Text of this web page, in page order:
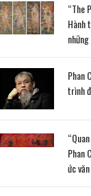
“The
Hành
Phan
trình
Phan
ức